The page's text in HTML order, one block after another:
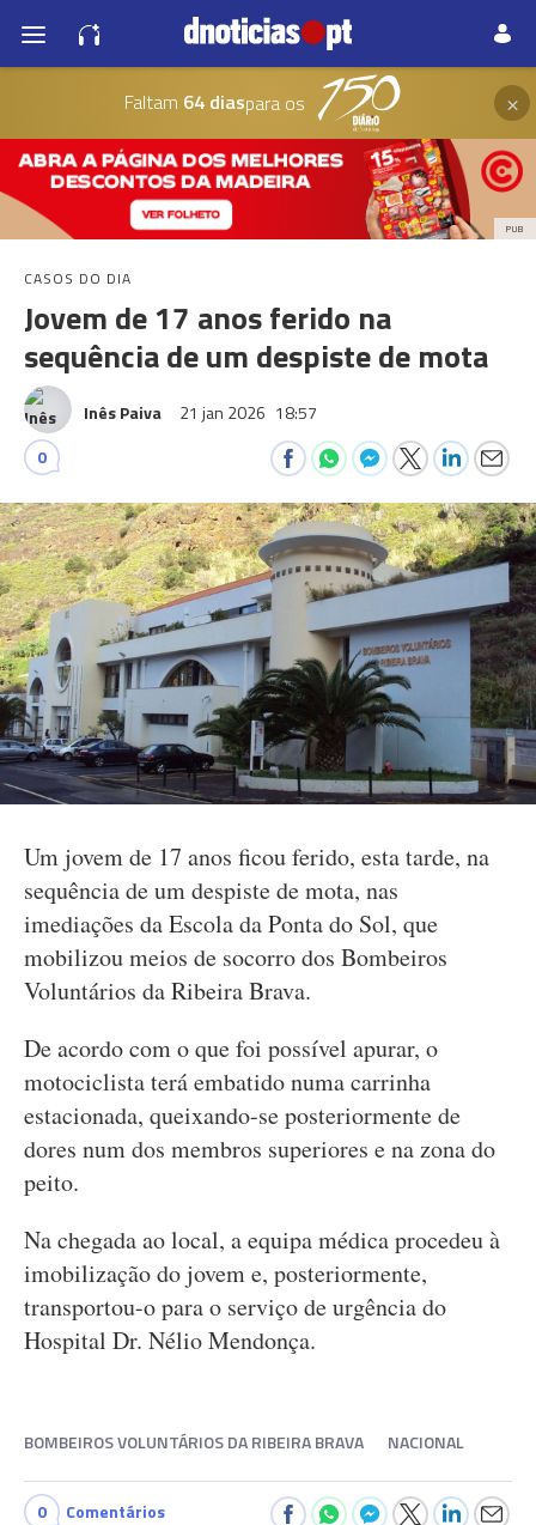
Faltam 64 diaspara os ×
PUB
CASOS DO DIA
Jovem de 17 anos ferido na
sequência de um despiste de mota
Inês Paiva 21 jan 2026 18:57
0
Um jovem de 17 anos ficou ferido, esta tarde, na
sequência de um despiste de mota, nas
imediações da Escola da Ponta do Sol, que
mobilizou meios de socorro dos Bombeiros
Voluntários da Ribeira Brava.
De acordo com o que foi possível apurar, o
motociclista terá embatido numa carrinha
estacionada, queixando-se posteriormente de
dores num dos membros superiores e na zona do
peito.
Na chegada ao local, a equipa médica procedeu à
imobilização do jovem e, posteriormente,
transportou-o para o serviço de urgência do
Hospital Dr. Nélio Mendonça.
BOMBEIROS VOLUNTÁRIOS DA RIBEIRA BRAVA NACIONAL
0 Comentários